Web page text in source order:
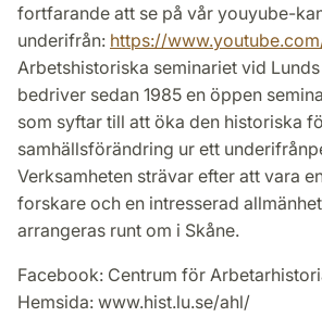
fortfarande att se på vår youyube-
underifrån: https://
Arbetshistoriska seminariet vid
bedriver sedan 1985 en öppen
som syftar till att öka den historiska
samhällsförändring ur ett
Verksamheten strävar efter att vara
forskare och en intresserad
arrangeras runt om i Skåne.
Facebook: Centrum för
Hemsida: www.hist.lu.se/ahl/